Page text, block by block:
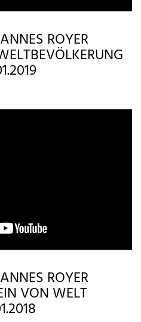
ROYER
ROYER
VON WELT